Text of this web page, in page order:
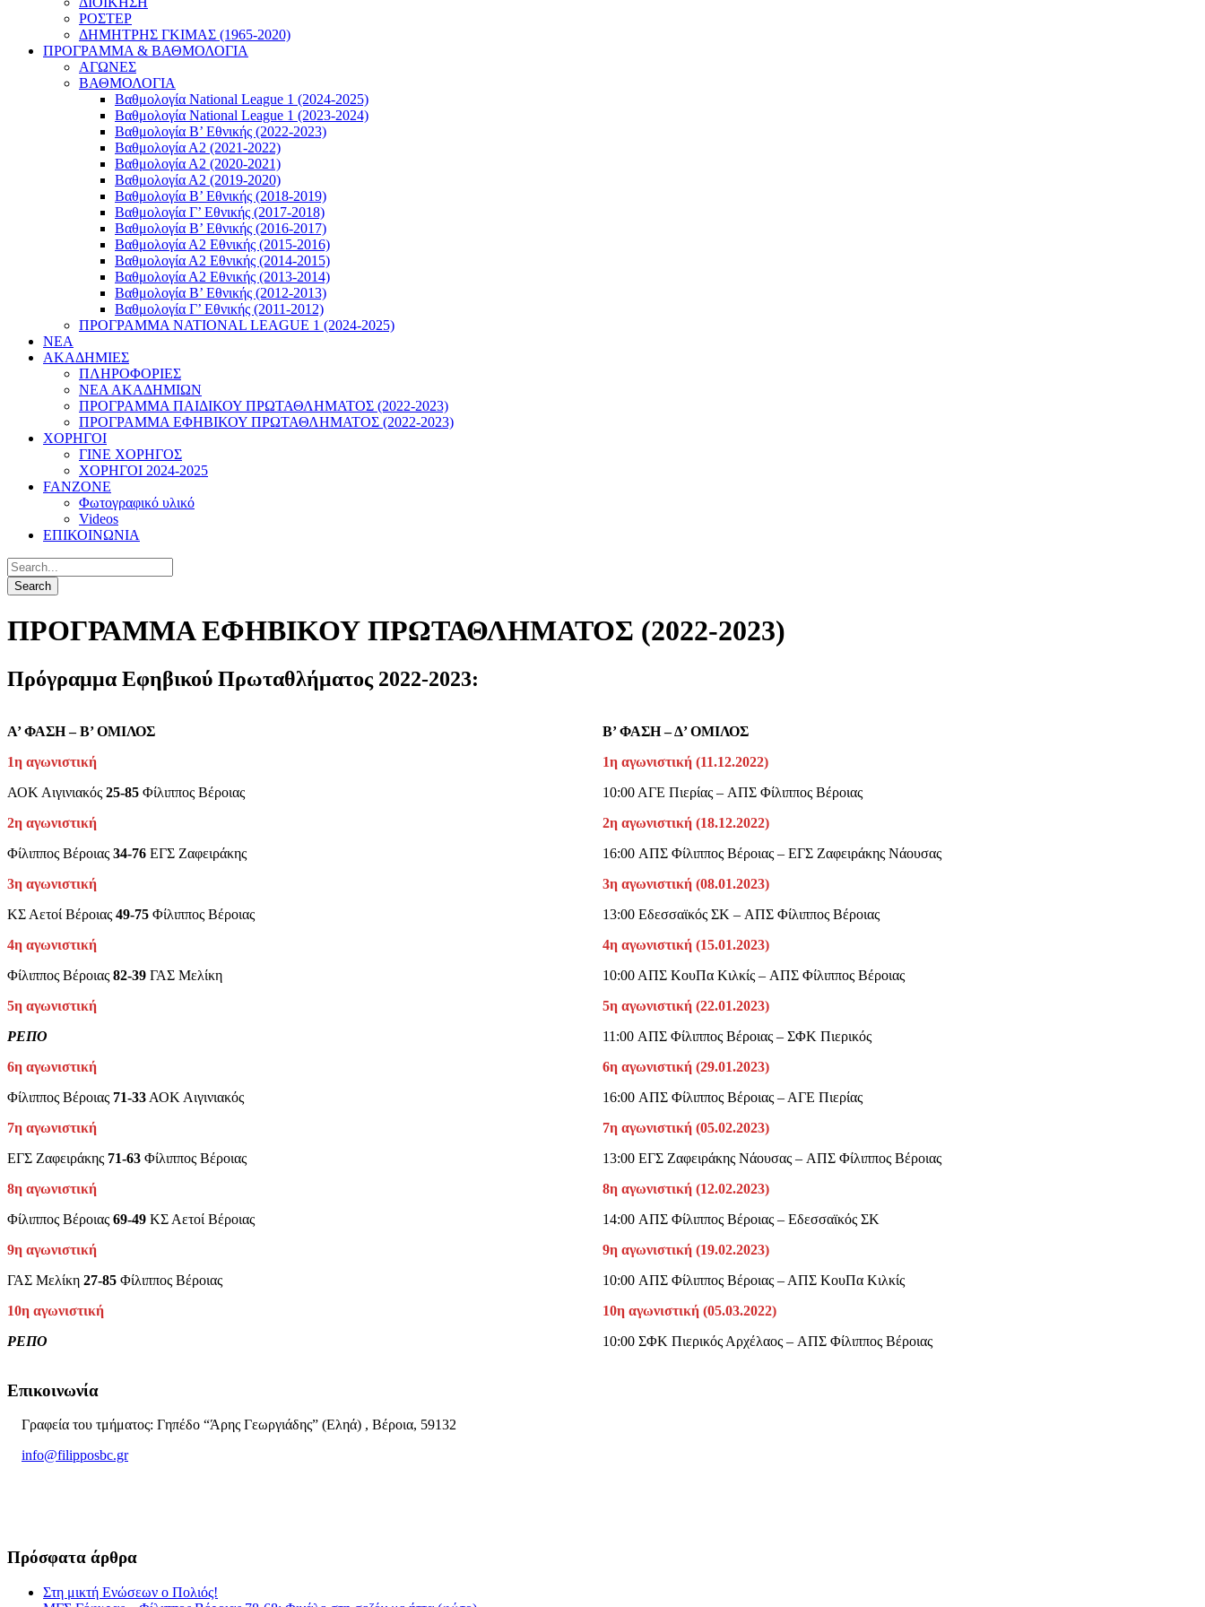
ΡΟΣΤΕΡ
ΔΗΜΗΤΡΗΣ ΓΚΙΜΑΣ (1965-2020)
ΠΡΟΓΡΑΜΜΑ & ΒΑΘΜΟΛΟΓΙΑ
ΑΓΩΝΕΣ
ΒΑΘΜΟΛΟΓΙΑ
Βαθμολογία National League 1 (2024-2025)
Βαθμολογία National League 1 (2023-2024)
Βαθμολογία Β’ Εθνικής (2022-2023)
Βαθμολογία Α2 (2021-2022)
Βαθμολογία Α2 (2020-2021)
Βαθμολογία Α2 (2019-2020)
Βαθμολογία B’ Εθνικής (2018-2019)
Βαθμολογία Γ’ Εθνικής (2017-2018)
Βαθμολογία Β’ Εθνικής (2016-2017)
Βαθμολογία Α2 Εθνικής (2015-2016)
Βαθμολογία Α2 Εθνικής (2014-2015)
Βαθμολογία Α2 Εθνικής (2013-2014)
Βαθμολογία Β’ Εθνικής (2012-2013)
Βαθμολογία Γ’ Εθνικής (2011-2012)
ΠΡΟΓΡΑΜΜΑ NATIONAL LEAGUE 1 (2024-2025)
ΝΕΑ
ΑΚΑΔΗΜΙΕΣ
ΠΛΗΡΟΦΟΡΙΕΣ
ΝΕΑ ΑΚΑΔΗΜΙΩΝ
ΠΡΟΓΡΑΜΜΑ ΠΑΙΔΙΚΟΥ ΠΡΩΤΑΘΛΗΜΑΤΟΣ (2022-2023)
ΠΡΟΓΡΑΜΜΑ ΕΦΗΒΙΚΟΥ ΠΡΩΤΑΘΛΗΜΑΤΟΣ (2022-2023)
ΧΟΡΗΓΟΙ
ΓΙΝΕ ΧΟΡΗΓΟΣ
ΧΟΡΗΓΟΙ 2024-2025
FANZONE
Φωτογραφικό υλικό
Videos
ΕΠΙΚΟΙΝΩΝΙΑ
ΠΡΟΓΡΑΜΜΑ ΕΦΗΒΙΚΟΥ ΠΡΩΤΑΘΛΗΜΑΤΟΣ (2022-2023)
Πρόγραμμα Εφηβικού Πρωταθλήματος 2022-2023:
Α’ ΦΑΣΗ – Β’ ΟΜΙΛΟΣ
1η αγωνιστική
ΑΟΚ Αιγινιακός 25-85 Φίλιππος Βέροιας
2η αγωνιστική
Φίλιππος Βέροιας 34-76 ΕΓΣ Ζαφειράκης
3η αγωνιστική
ΚΣ Αετοί Βέροιας 49-75 Φίλιππος Βέροιας
4η αγωνιστική
Φίλιππος Βέροιας 82-39 ΓΑΣ Μελίκη
5η αγωνιστική
ΡΕΠΟ
6η αγωνιστική
Φίλιππος Βέροιας 71-33 ΑΟΚ Αιγινιακός
7η αγωνιστική
ΕΓΣ Ζαφειράκης 71-63 Φίλιππος Βέροιας
8η αγωνιστική
Φίλιππος Βέροιας 69-49 ΚΣ Αετοί Βέροιας
9η αγωνιστική
ΓΑΣ Μελίκη 27-85 Φίλιππος Βέροιας
10η αγωνιστική
ΡΕΠΟ
Β’ ΦΑΣΗ – Δ’ ΟΜΙΛΟΣ
1η αγωνιστική (11.12.2022)
10:00 ΑΓΕ Πιερίας – ΑΠΣ Φίλιππος Βέροιας
2η αγωνιστική (18.12.2022)
16:00 ΑΠΣ Φίλιππος Βέροιας – ΕΓΣ Ζαφειράκης Νάουσας
3η αγωνιστική (08.01.2023)
13:00 Εδεσσαϊκός ΣΚ – ΑΠΣ Φίλιππος Βέροιας
4η αγωνιστική (15.01.2023)
10:00 ΑΠΣ ΚουΠα Κιλκίς – ΑΠΣ Φίλιππος Βέροιας
5η αγωνιστική (22.01.2023)
11:00 ΑΠΣ Φίλιππος Βέροιας – ΣΦΚ Πιερικός
6η αγωνιστική (29.01.2023)
16:00 ΑΠΣ Φίλιππος Βέροιας – ΑΓΕ Πιερίας
7η αγωνιστική (05.02.2023)
13:00 ΕΓΣ Ζαφειράκης Νάουσας – ΑΠΣ Φίλιππος Βέροιας
8η αγωνιστική (12.02.2023)
14:00 ΑΠΣ Φίλιππος Βέροιας – Εδεσσαϊκός ΣΚ
9η αγωνιστική (19.02.2023)
10:00 ΑΠΣ Φίλιππος Βέροιας – ΑΠΣ ΚουΠα Κιλκίς
10η αγωνιστική (05.03.2022)
10:00 ΣΦΚ Πιερικός Αρχέλαος – ΑΠΣ Φίλιππος Βέροιας
Επικοινωνία
Γραφεία του τμήματος: Γηπέδο “Άρης Γεωργιάδης” (Εληά) , Βέροια, 59132
info@filipposbc.gr
Πρόσφατα άρθρα
Στη μικτή Ενώσεων ο Πολιός!